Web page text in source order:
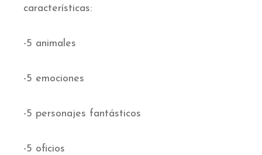
características:
-5 animales
-5 emociones
-5 personajes fantásticos
-5 oficios